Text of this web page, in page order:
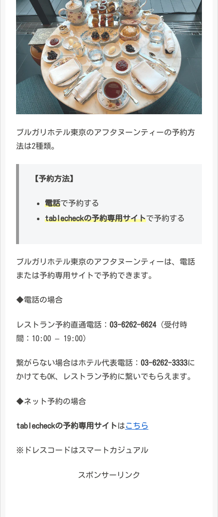
ブルガリホテル東京のアフタヌーンティーの予約方
法は2種類。
【予約方法】
電話で予約する
tablecheckの予約専用サイトで予約する
ブルガリホテル東京のアフタヌーンティーは、電話
または予約専用サイトで予約できます。
◆電話の場合
レストラン予約直通電話： 03-6262-6624（受付時
間：10:00 – 19:00）
繋がらない場合はホテル代表電話： 03-6262-3333に
かけてもOK、レストラン予約に繋いでもらえます。
◆ネット予約の場合
tablecheckの予約専用サイトはこちら
※ドレスコードはスマートカジュアル
スポンサーリンク